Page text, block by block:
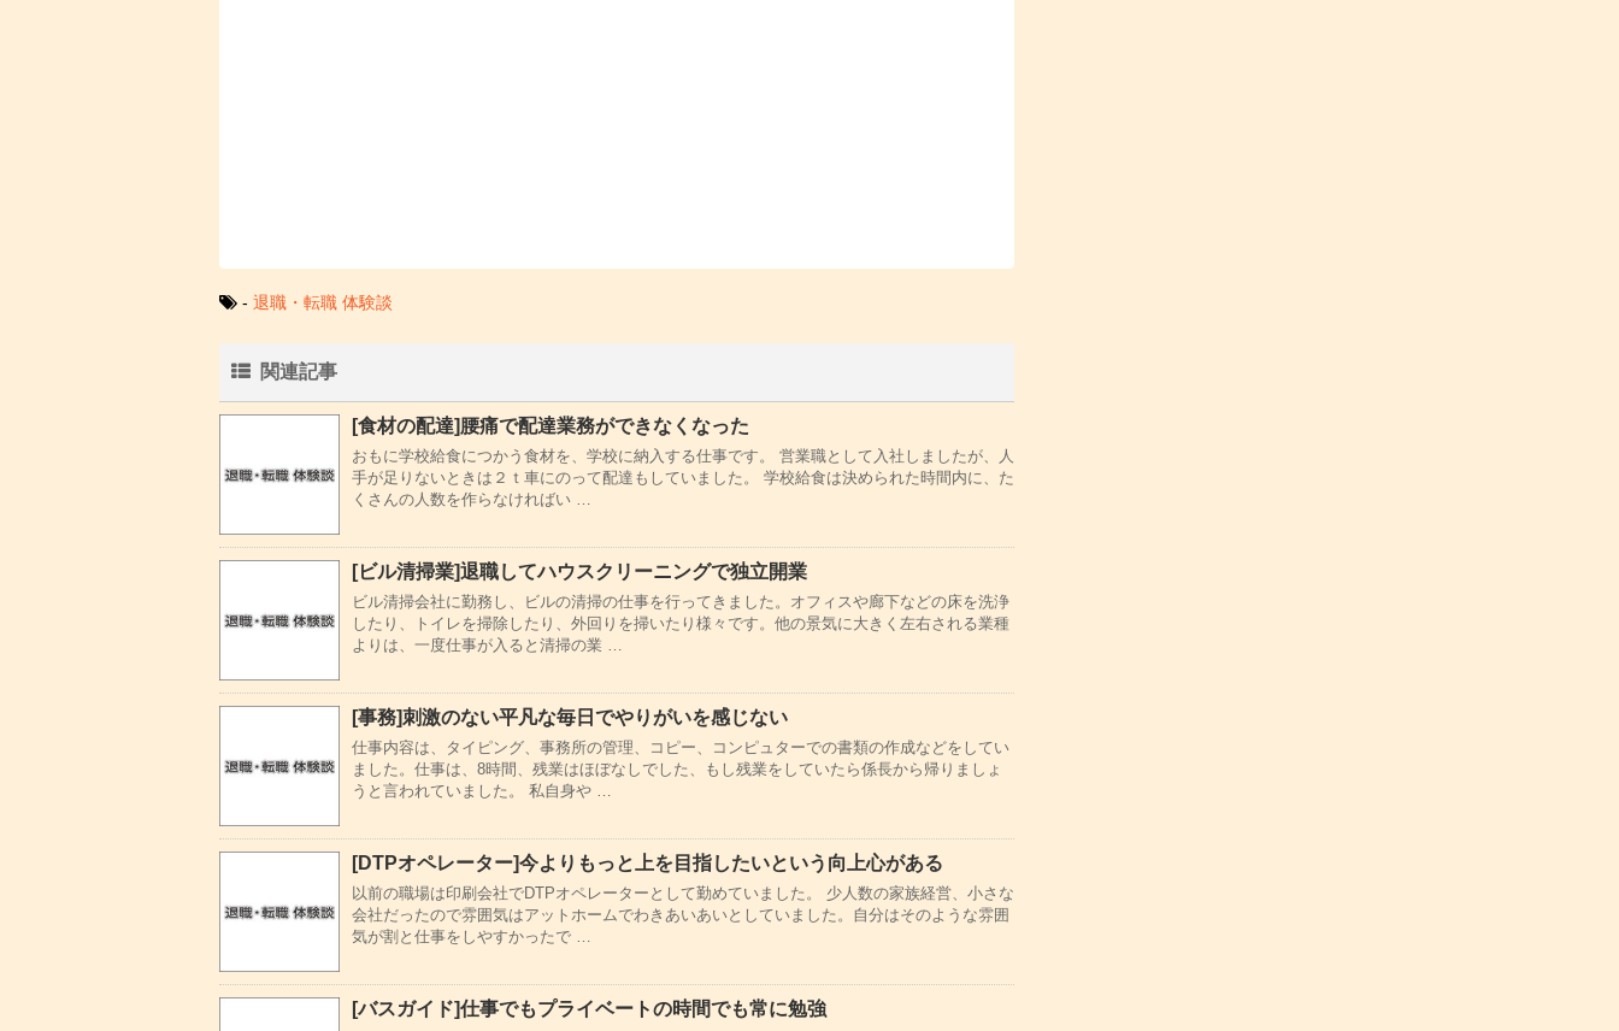
- 退職・転職 体験談
関連記事
[食材の配達]腰痛で配達業務ができなくなった
おもに学校給食につかう食材を、学校に納入する仕事です。 営業職として入社しましたが、人
手が足りないときは２ｔ車にのって配達もしていました。 学校給食は決められた時間内に、た
くさんの人数を作らなければい …
[ビル清掃業]退職してハウスクリーニングで独立開業
ビル清掃会社に勤務し、ビルの清掃の仕事を行ってきました。オフィスや廊下などの床を洗浄
したり、トイレを掃除したり、外回りを掃いたり様々です。他の景気に大きく左右される業種
よりは、一度仕事が入ると清掃の業 …
[事務]刺激のない平凡な毎日でやりがいを感じない
仕事内容は、タイピング、事務所の管理、コピー、コンピュターでの書類の作成などをしてい
ました。仕事は、8時間、残業はほぼなしでした、もし残業をしていたら係長から帰りましょ
うと言われていました。 私自身や …
[DTPオペレーター]今よりもっと上を目指したいという向上心がある
以前の職場は印刷会社でDTPオペレーターとして勤めていました。 少人数の家族経営、小さな
会社だったので雰囲気はアットホームでわきあいあいとしていました。自分はそのような雰囲
気が割と仕事をしやすかったで …
[バスガイド]仕事でもプライベートの時間でも常に勉強